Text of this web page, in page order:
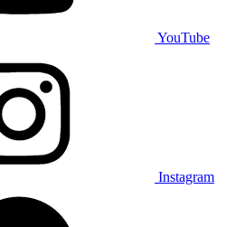
YouTube
Instagram